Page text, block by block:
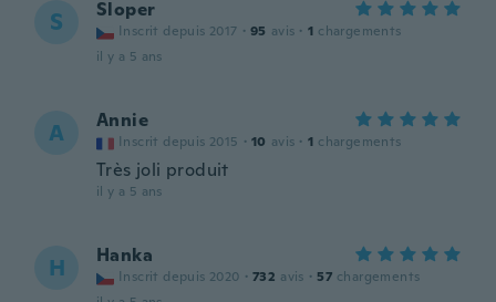
S Sloper
Inscrit depuis 2017 · 95 avis · 1 chargements
il y a 5 ans
A Annie
Inscrit depuis 2015 · 10 avis · 1 chargements
Très joli produit
il y a 5 ans
H Hanka
Inscrit depuis 2020 · 732 avis · 57 chargements